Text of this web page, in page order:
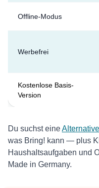
Offline-Modus
Werbefrei
Kostenlose Basis-
Version
Du suchst eine
was Bring! kann — plus
Haushaltsaufgaben und
Made in Germany.